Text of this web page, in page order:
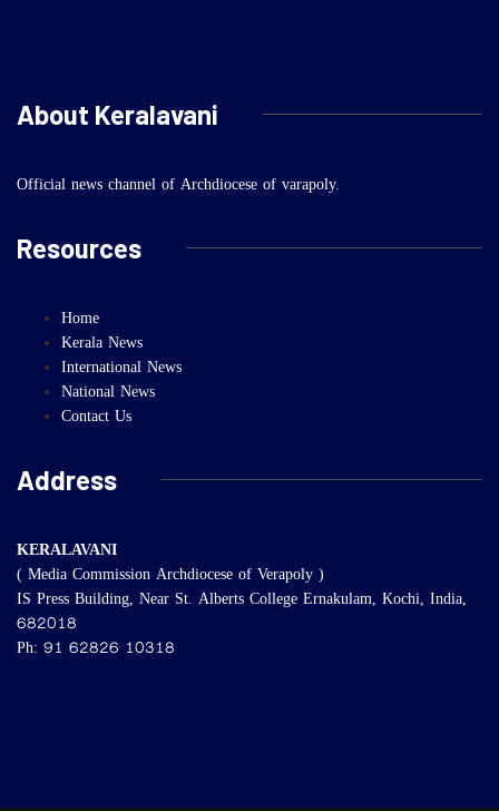
About Keralavani
Official news channel of Archdiocese of varapoly.
Resources
Home
Kerala News
International News
National News
Contact Us
Address
KERALAVANI
( Media Commission Archdiocese of Verapoly )
IS Press Building, Near St. Alberts College Ernakulam, Kochi, India,
682018
Ph: 91 62826 10318